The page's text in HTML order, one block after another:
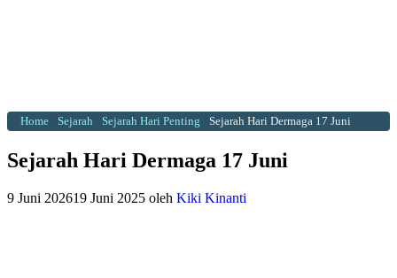
Home Sejarah Sejarah Hari Penting Sejarah Hari Dermaga 17 Juni
Sejarah Hari Dermaga 17 Juni
9 Juni 202619 Juni 2025 oleh Kiki Kinanti